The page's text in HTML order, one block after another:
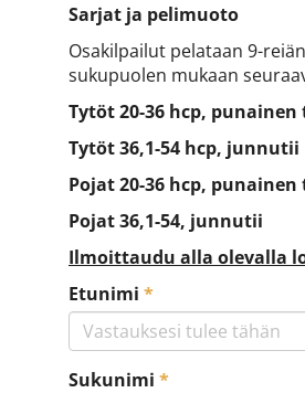
Sarjat ja pelimuoto
Osakilpailut pelataan 9-
sukupuolen mukaan
Tytöt 20-36 hcp, punainen
Tytöt 36,1-54 hcp, junnutii
Pojat 20-36 hcp, punainen
Pojat 36,1-54, junnutii
Ilmoittaudu alla olevalla
Etunimi *
Sukunimi *